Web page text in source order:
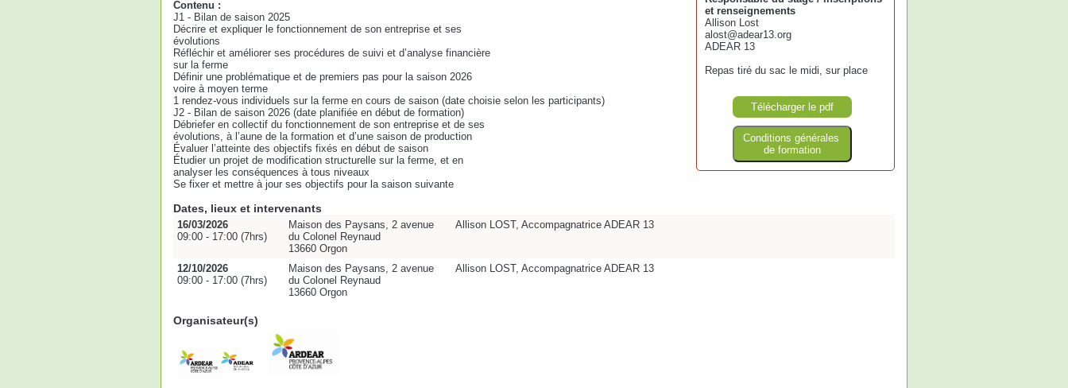
Contenu :
J1 - Bilan de saison 2025
Décrire et expliquer le fonctionnement de son entreprise et ses
évolutions
Réfléchir et améliorer ses procédures de suivi et d’analyse financière
sur la ferme
Définir une problématique et de premiers pas pour la saison 2026
voire à moyen terme
1 rendez-vous individuels sur la ferme en cours de saison (date choisie selon les participants)
J2 - Bilan de saison 2026 (date planifiée en début de formation)
Débriefer en collectif du fonctionnement de son entreprise et de ses
évolutions, à l’aune de la formation et d’une saison de production
Évaluer l’atteinte des objectifs fixés en début de saison
Étudier un projet de modification structurelle sur la ferme, et en
analyser les conséquences à tous niveaux
Se fixer et mettre à jour ses objectifs pour la saison suivante
et renseignements
Allison Lost
alost@adear13.org
ADEAR 13
Repas tiré du sac le midi, sur place
Télécharger le pdf
Conditions générales
de formation
Dates, lieux et intervenants
16/03/2026
09:00 - 17:00 (7hrs)
Maison des Paysans, 2 avenue
du Colonel Reynaud
13660 Orgon
Allison LOST, Accompagnatrice ADEAR 13
12/10/2026
09:00 - 17:00 (7hrs)
Maison des Paysans, 2 avenue
du Colonel Reynaud
13660 Orgon
Allison LOST, Accompagnatrice ADEAR 13
Organisateur(s)